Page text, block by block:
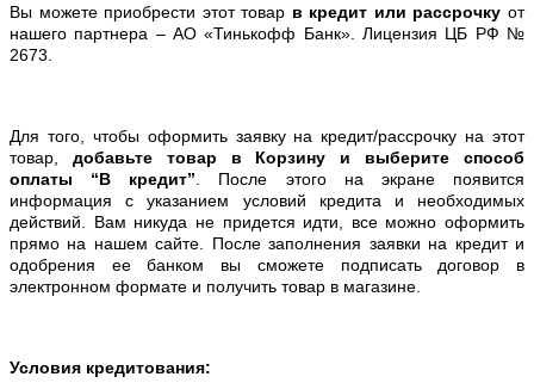
Вы можете приобрести этот товар в кредит или рассрочку от
нашего партнера – АО «Тинькофф Банк». Лицензия ЦБ РФ №
2673.
Для того, чтобы оформить заявку на кредит/рассрочку на этот
товар, добавьте товар в Корзину и выберите способ
оплаты “В кредит” . После этого на экране появится
информация с указанием условий кредита и необходимых
действий. Вам никуда не придется идти, все можно оформить
прямо на нашем сайте. После заполнения заявки на кредит и
одобрения ее банком вы сможете подписать договор в
электронном формате и получить товар в магазине.
Условия кредитования: